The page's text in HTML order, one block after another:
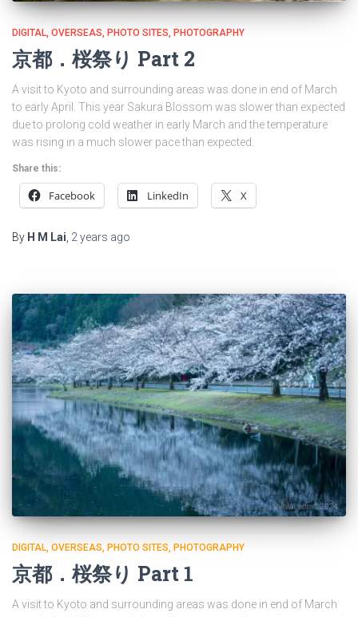
DIGITAL OVERSEAS PHOTO SITES PHOTOGRAPHY
京都．桜祭り Part 2
A visit to Kyoto and surrounding areas was done in end of March
to early April. This year Sakura Blossom was slower than expected
due to prolong cold weather in early March and the temperature
was rising in a much slower pace than expected.
Share this:
Facebook LinkedIn X
By H M Lai 2 years ago
DIGITAL OVERSEAS PHOTO SITES PHOTOGRAPHY
京都．桜祭り Part 1
A visit to Kyoto and surrounding areas was done in end of March